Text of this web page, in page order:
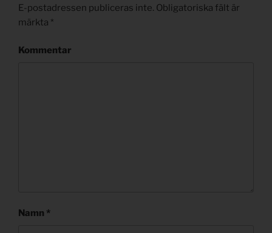
E-postadressen publiceras inte. Obligatoriska fält är
märkta *
Kommentar
Namn *